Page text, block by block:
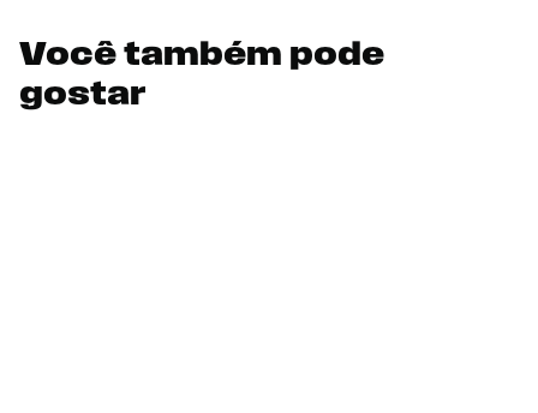
Você também pode
gostar